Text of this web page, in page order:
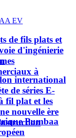
de fils plats et
d'ingénierie
à
international
de séries E-
fil plat et les
nouvelle ère
Pumbaa